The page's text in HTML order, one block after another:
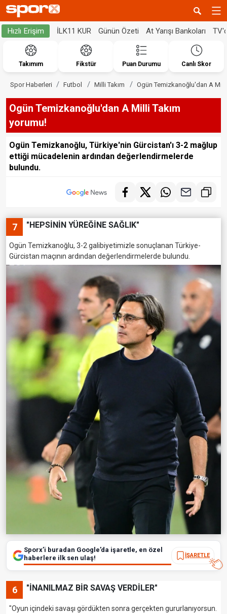
Hızlı Erişim İLK11 KUR Günün Özeti At Yarışı Bankoları
Takımım Fikstür Puan Durumu Canlı Skor
Spor Haberleri Futbol Milli Takım Ogün Temizkanoğlu'dan A Milli
Ogün Temizkanoğlu'dan A Milli Takım
yorumu!
Ogün Temizkanoğlu, Türkiye'nin Gürcistan'ı 3-2 mağlup
ettiği mücadelenin ardından değerlendirmelerde
bulundu.
7 "HEPSİNİN YÜREĞİNE SAĞLIK"
Ogün Temizkanoğlu, 3-2 galibiyetimizle sonuçlanan Türkiye-
Gürcistan maçının ardından değerlendirmelerde bulundu.
Sporx’i buradan Google’da işaretle, en özel
haberlere ilk sen ulaş!
İŞARETLE
6 "İNANILMAZ BİR SAVAŞ VERDİLER"
"Oyun içindeki savaşı gördükten sonra gerçekten gururlanıyorsun.